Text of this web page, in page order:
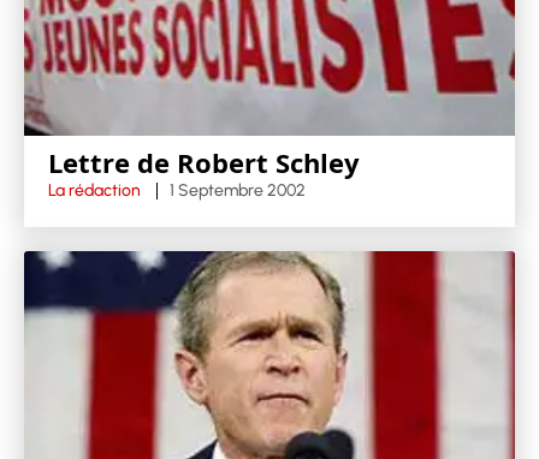
Lettre de Robert Schley
La rédaction 1 Septembre 2002